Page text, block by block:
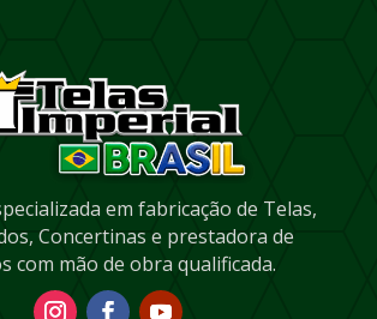
em fabricação de Telas,
Concertinas e prestadora de
com mão de obra qualificada.